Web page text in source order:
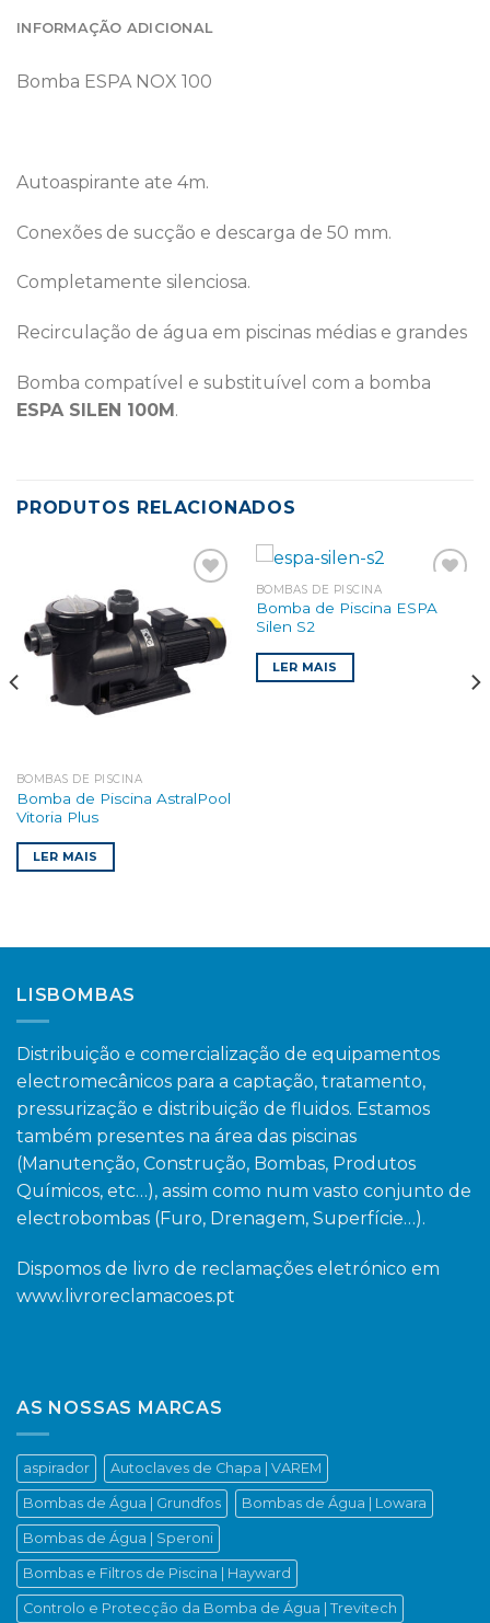
INFORMAÇÃO ADICIONAL
Bomba ESPA NOX 100
Autoaspirante ate 4m.
Conexões de sucção e descarga de 50 mm.
Completamente silenciosa.
Recirculação de água em piscinas médias e grandes
Bomba compatível e substituível com a bomba
ESPA SILEN 100M.
PRODUTOS RELACIONADOS
Add to
wishlist
BOMBAS DE PISCINA
Bomba de Piscina AstralPool
Vitoria Plus
LER MAIS
BOMBAS DE PISCINA
Bomba de Piscina ESPA
Silen S2
LER MAIS
LISBOMBAS
Distribuição e comercialização de equipamentos
electromecânicos para a captação, tratamento,
pressurização e distribuição de fluidos. Estamos
também presentes na área das piscinas
(Manutenção, Construção, Bombas, Produtos
Químicos, etc…), assim como num vasto conjunto de
electrobombas (Furo, Drenagem, Superfície…).
Dispomos de livro de reclamações eletrónico em
www.livroreclamacoes.pt
AS NOSSAS MARCAS
aspirador Autoclaves de Chapa | VAREM
Bombas de Água | Grundfos Bombas de Água | Lowara
Bombas de Água | Speroni
Bombas e Filtros de Piscina | Hayward
Controlo e Protecção da Bomba de Água | Trevitech